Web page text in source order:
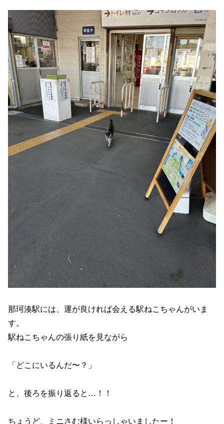
那珂湊駅には、運が良ければ会える駅ねこちゃんがいま
す。
駅ねこちゃんの張り紙を見ながら
「どこにいるんだ〜？」
と、後ろを振り返ると…！！
ちょうど、ミニさむ様いらっしゃいましたー！